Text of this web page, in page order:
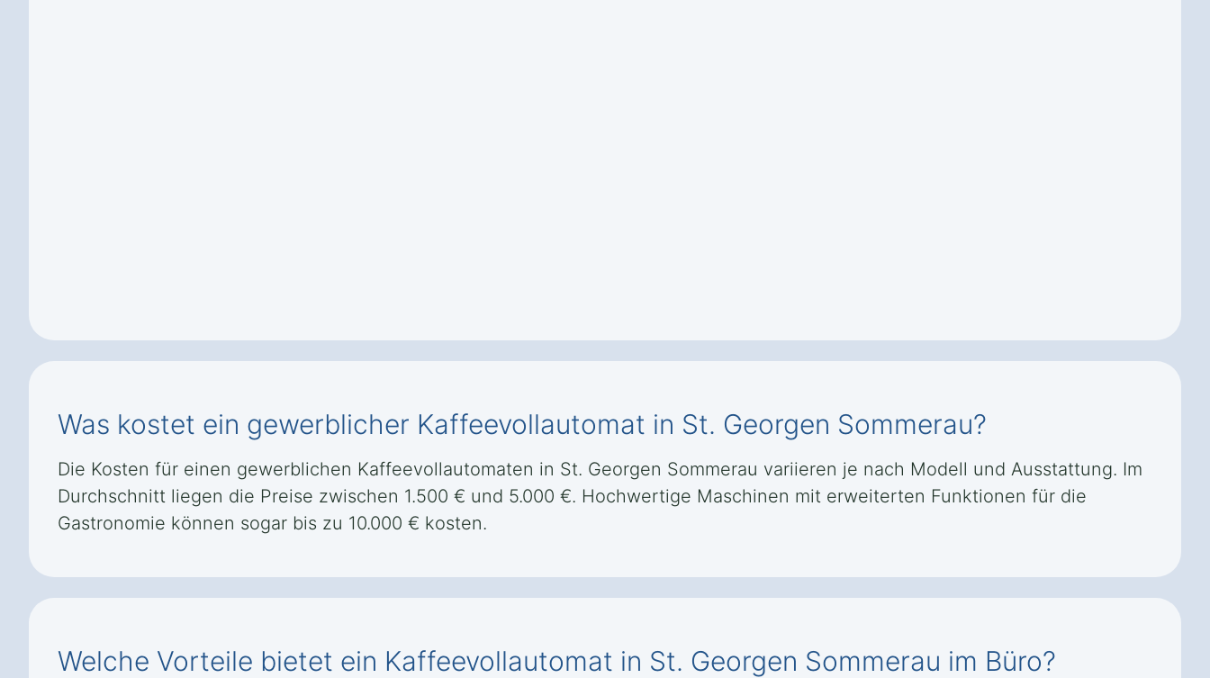
Was kostet ein gewerblicher Kaffeevollautomat in St. Georgen Sommerau?
Die Kosten für einen gewerblichen Kaffeevollautomaten in St. Georgen Sommerau variieren je nach Modell und Ausstattung. Im
Durchschnitt liegen die Preise zwischen 1.500 € und 5.000 €. Hochwertige Maschinen mit erweiterten Funktionen für die
Gastronomie können sogar bis zu 10.000 € kosten.
Welche Vorteile bietet ein Kaffeevollautomat in St. Georgen Sommerau im Büro?